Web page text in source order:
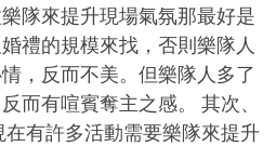
隊來提升現場氣氛那最好是
禮的規模來找，否則樂隊人
，反而不美。但樂隊人多了
而有喧賓奪主之感。 其次、
有許多活動需要樂隊來提升